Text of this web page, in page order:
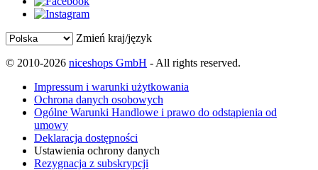
Zmień kraj/język
© 2010-2026 niceshops GmbH - All rights reserved.
Impressum i warunki użytkowania
Ochrona danych osobowych
Ogólne Warunki Handlowe i prawo do odstąpienia od
umowy
Deklaracja dostępności
Ustawienia ochrony danych
Rezygnacja z subskrypcji